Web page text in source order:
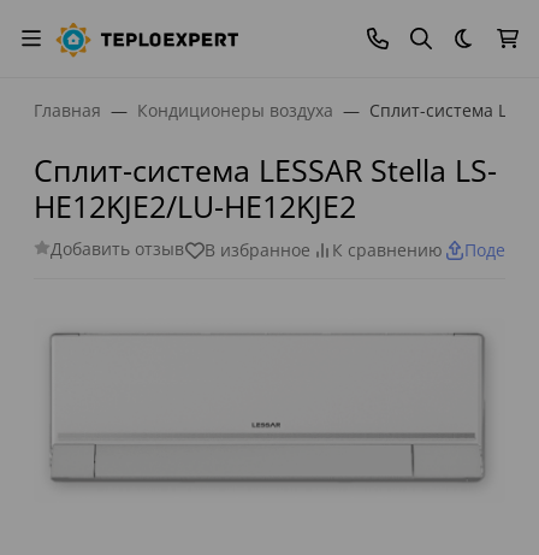
Темная
Главная Кондиционеры воздуха Сплит-система
Сплит-система LESSAR Stella LS-
HE12KJE2/LU-HE12KJE2
Добавить отзыв В избранное К сравнению